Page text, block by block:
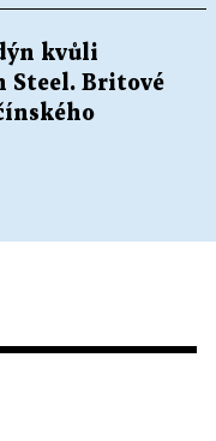
kvůli
Steel. Britové